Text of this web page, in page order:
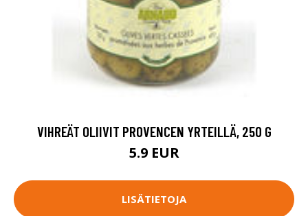
VIHREÄT OLIIVIT PROVENCEN YRTEILLÄ, 250 G
5.9 EUR
LISÄTIETOJA